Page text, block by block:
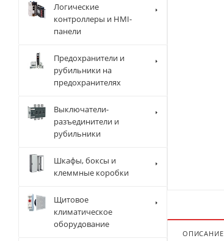
ОПИСАНИЕ
Логические
контроллеры и HMI-
панели
Предохранители и
рубильники на
предохранителях
Выключатели-
разъединители и
рубильники
Шкафы, боксы и
клеммные коробки
Щитовое
климатическое
оборудование